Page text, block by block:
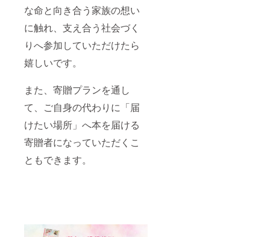
な命と向き合う家族の想い
に触れ、支え合う社会づく
りへ参加していただけたら
嬉しいです。
また、寄贈プランを通し
て、ご自身の代わりに「届
けたい場所」へ本を届ける
寄贈者になっていただくこ
ともできます。